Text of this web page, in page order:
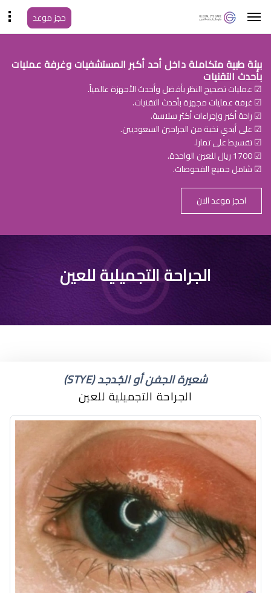
حجز موعد
بيئة طبية متكاملة داخل أحد أكبر المستشفيات وغرفة عمليات
بأحدث التقنيات
☑ عمليات تصحيح النظر بأفضل وأحدث الأجهزة عالمياً.
☑ غرفة عمليات مجهزة بأحدث التقنيات.
☑ راحة أكبر وإجراءات أكثر سلاسة.
☑ على أيدي نخبة من الجراحين السعوديين.
☑ تقسيط على تمارا.
☑ 1700 ريال للعين الواحدة.
☑ شامل جميع الفحوصات.
احجز موعد الان
كم مدة رفع الرموش
الجراحة التجميلية للعين
شعيرة الجفن أو الجُدجد (STYE)
الجراحة التجميلية للعين